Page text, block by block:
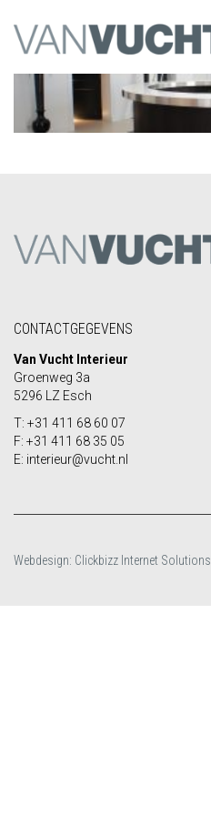
CONTACTGEGEVENS
Van Vucht Interieur
Groenweg 3a
5296 LZ Esch
T: +31 411 68 60 07
F: +31 411 68 35 05
E: interieur@vucht.nl
Webdesign: Clickbizz Internet Solutions